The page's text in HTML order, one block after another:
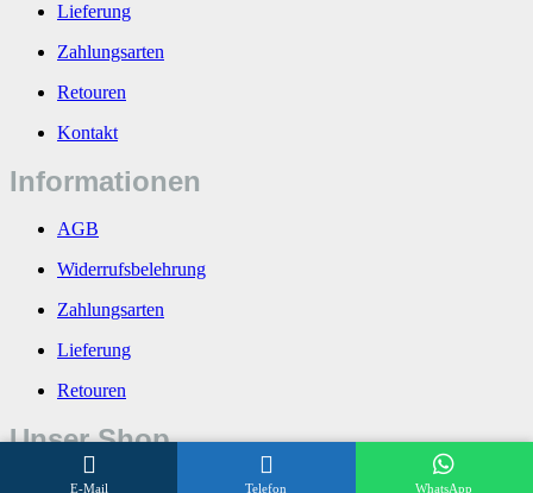
Lieferung
Zahlungsarten
Retouren
Kontakt
Informationen
AGB
Widerrufsbelehrung
Zahlungsarten
Lieferung
Retouren
Unser Shop
Über uns
E-Mail Telefon WhatsApp